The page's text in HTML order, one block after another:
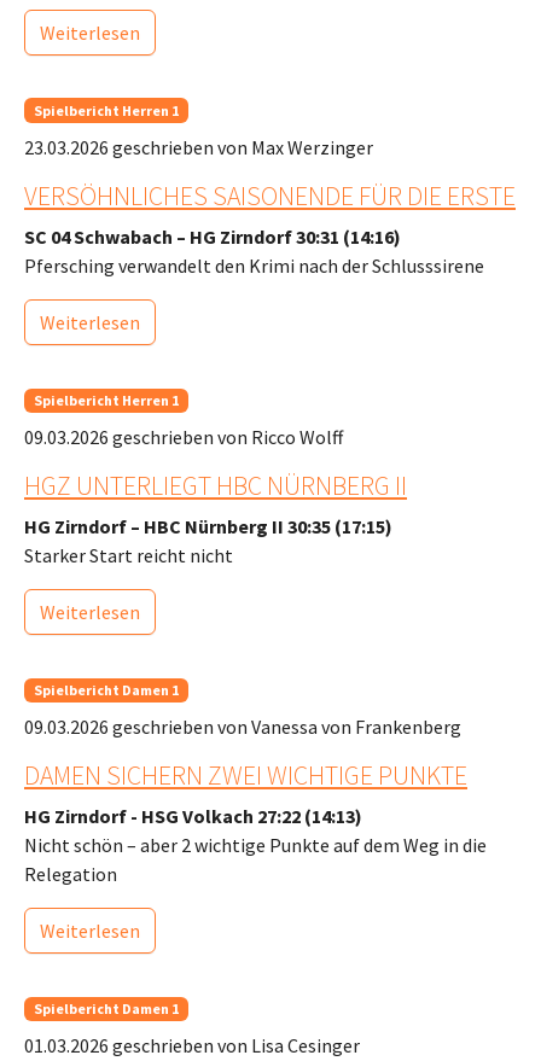
Weiterlesen
Spielbericht Herren 1
23.03.2026 geschrieben von Max Werzinger
VERSÖHNLICHES SAISONENDE FÜR DIE ERSTE
SC 04 Schwabach – HG Zirndorf 30:31 (14:16)
Pfersching verwandelt den Krimi nach der Schlusssirene
Weiterlesen
Spielbericht Herren 1
09.03.2026 geschrieben von Ricco Wolff
HGZ UNTERLIEGT HBC NÜRNBERG II
HG Zirndorf – HBC Nürnberg II 30:35 (17:15)
Starker Start reicht nicht
Weiterlesen
Spielbericht Damen 1
09.03.2026 geschrieben von Vanessa von Frankenberg
DAMEN SICHERN ZWEI WICHTIGE PUNKTE
HG Zirndorf - HSG Volkach 27:22 (14:13)
Nicht schön – aber 2 wichtige Punkte auf dem Weg in die
Relegation
Weiterlesen
Spielbericht Damen 1
01.03.2026 geschrieben von Lisa Cesinger